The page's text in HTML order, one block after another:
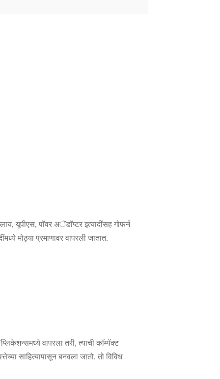
यूपीएस, पॉवर अॅडॉप्टर इत्यादींसह गोफर्न
मोठ्या प्रमाणावर वापरली जातात.
वापरला तरी, त्याची कॉम्पॅक्ट
साहित्यापासून बनवला जातो. तो विविध